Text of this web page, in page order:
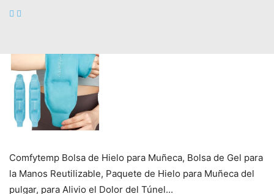
precoz y la
Comfytemp Bolsa de Hielo para Muñeca, Bolsa de Gel para
la Manos Reutilizable, Paquete de Hielo para Muñeca del
pulgar, para Alivio el Dolor del Túnel...